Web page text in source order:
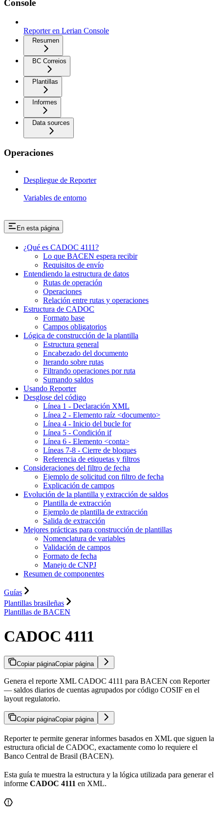
Console
Reporter en Lerian Console
Resumen
BC Correios
Plantillas
Informes
Data sources
Operaciones
Despliegue de Reporter
Variables de entorno
En esta página
¿Qué es CADOC 4111?
Lo que BACEN espera recibir
Requisitos de envío
Entendiendo la estructura de datos
Rutas de operación
Operaciones
Relación entre rutas y operaciones
Estructura de CADOC
Formato base
Campos obligatorios
Lógica de construcción de la plantilla
Estructura general
Encabezado del documento
Iterando sobre rutas
Filtrando operaciones por ruta
Sumando saldos
Usando Reporter
Desglose del código
Línea 1 - Declaración XML
Línea 2 - Elemento raíz <documento>
Línea 4 - Inicio del bucle for
Línea 5 - Condición if
Línea 6 - Elemento <conta>
Líneas 7-8 - Cierre de bloques
Referencia de etiquetas y filtros
Consideraciones del filtro de fecha
Ejemplo de solicitud con filtro de fecha
Explicación de campos
Evolución de la plantilla y extracción de saldos
Plantilla de extracción
Ejemplo de plantilla de extracción
Salida de extracción
Mejores prácticas para construcción de plantillas
Nomenclatura de variables
Validación de campos
Formato de fecha
Manejo de CNPJ
Resumen de componentes
Guías
Plantillas brasileñas
Plantillas de BACEN
CADOC 4111
Copiar páginaCopiar página
Genera el reporte XML CADOC 4111 para BACEN con Reporter
— saldos diarios de cuentas agrupados por código COSIF en el
layout regulatorio.
Copiar páginaCopiar página
Reporter te permite generar informes basados en XML que siguen la
estructura oficial de CADOC, exactamente como lo requiere el
Banco Central de Brasil (BACEN).
Esta guía te muestra la estructura y la lógica utilizada para generar el
informe CADOC 4111 en XML.